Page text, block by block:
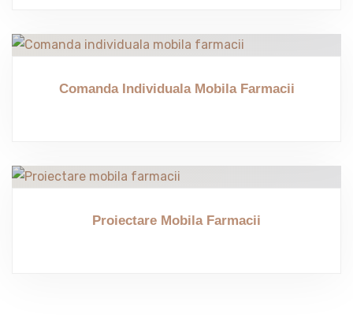
Comanda Individuala Mobila Farmacii
Proiectare Mobila Farmacii